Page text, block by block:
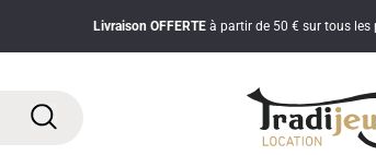
Livraison OFFERTEà partir de 50 € sur tous les